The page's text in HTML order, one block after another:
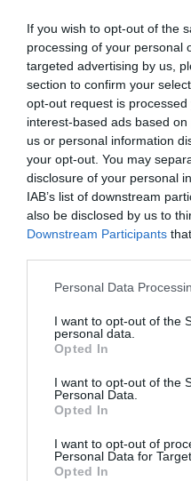
If you wish to opt-out of the
processing of your personal
targeted advertising by us,
section to confirm your
opt-out request is
interest-based ads based
us or personal information
your opt-out. You may
disclosure of your personal
IAB’s list of downstream
also be disclosed by us to
Downstream Participants
Please note that this
not limited to your visit or
grant or deny consent to
use your data for below
consent section.
Personal Data
I want to opt-out of the
personal data.
Opted In
I want to opt-out of the
Personal Data.
Opted In
I want to opt-out of
Personal Data for
Opted In
Ο/ΗFerries
03/12/2024 στις 14:38
Ασ κόψουν τα
εταιρείες να
συνδέσουν
ΑΠΆΝΤΗΣΗ
Απάντηση
αλλά και οι
οι